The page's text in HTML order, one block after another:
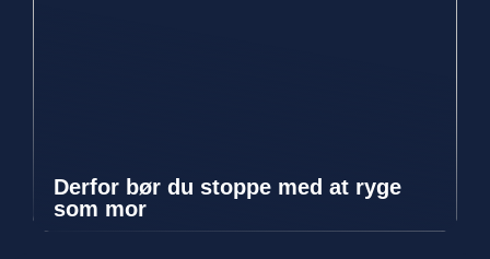
Derfor bør du stoppe med at ryge
som mor